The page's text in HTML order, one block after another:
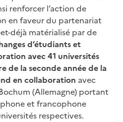
renforcer l’action de
en faveur du partenariat
déjà matérialisé par de
d’étudiants et
avec 41 universités
de la seconde année de la
en collaboration avec
(Allemagne) portant
et francophone
respectives.